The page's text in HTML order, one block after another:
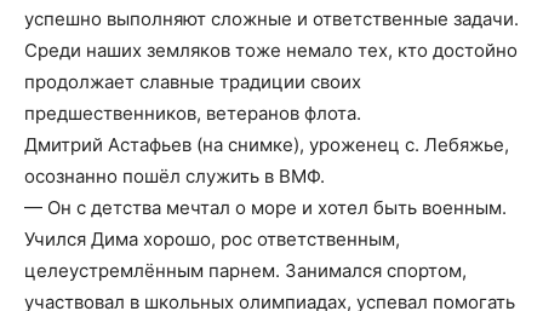
успешно выполняют сложные и ответственные задачи.
Среди наших земляков тоже немало тех, кто достойно
продолжает славные традиции своих
предшественников, ветеранов флота.
Дмитрий Астафьев (на снимке), уроженец с. Лебяжье,
осознанно пошёл служить в ВМФ.
— Он с детства мечтал о море и хотел быть военным.
Учился Дима хорошо, рос ответственным,
целеустремлённым парнем. Занимался спортом,
участвовал в школьных олимпиадах, успевал помогать